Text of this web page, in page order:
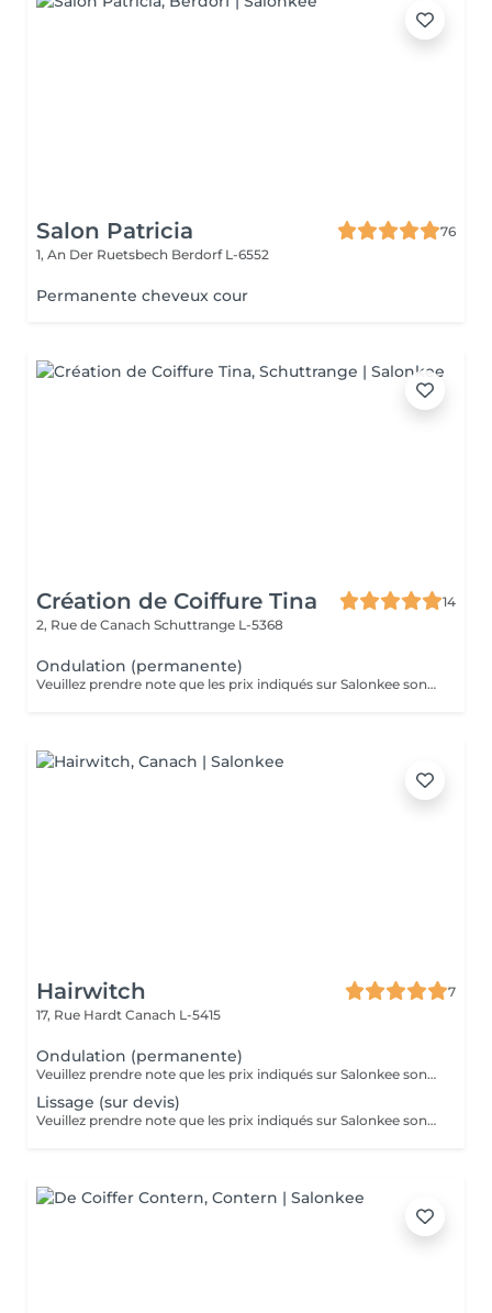
Salon Patricia
76
1, An Der Ruetsbech Berdorf L-6552
Permanente cheveux cour
Création de Coiffure Tina
14
2, Rue de Canach Schuttrange L-5368
Ondulation (permanente)
Veuillez prendre note que les prix indiqués sur Salonkee sont communiqués à titre informatif et s'entendent de base. Ces derniers sont susceptibles de varier selon le diagnostic réalisé à votre arrivée au salon et l'expertise du professionnel à qui vous confiez votre beauté. Dans tous les cas, un devis précis vous sera proposé et toutes réalisations de prestations seront effectuées avec votre accord. Un grand merci d'avance pour votre compréhension. Au plaisir de vous recevoir très vite.
Hairwitch
7
17, Rue Hardt Canach L-5415
Ondulation (permanente)
Veuillez prendre note que les prix indiqués sur Salonkee sont communiqués à titre informatif et s'entendent de base. Ces derniers sont susceptibles de varier selon le diagnostic réalisé à votre arrivée au salon et l'expertise du professionnel à qui vous confiez votre beauté. Dans tous les cas, un devis précis vous sera proposé et toutes réalisations de prestations seront effectuées avec votre accord. Un grand merci d'avance pour votre compréhension. Au plaisir de vous recevoir très vite.
Lissage (sur devis)
Veuillez prendre note que les prix indiqués sur Salonkee sont communiqués à titre informatif et s'entendent de base. Ces derniers sont susceptibles de varier selon le diagnostic réalisé à votre arrivée au salon et l'expertise du professionnel à qui vous confiez votre beauté. Dans tous les cas, un devis précis vous sera proposé et toutes réalisations de prestations seront effectuées avec votre accord. Un grand merci d'avance pour votre compréhension. Au plaisir de vous recevoir très vite.